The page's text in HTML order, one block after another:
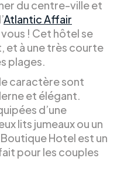
du centre-ville et
Atlantic Affair
! Cet hôtel se
et à une très courte
plages.
caractère sont
et élégant.
d’une
lits jumeaux ou un
Hotel est un
pour les couples